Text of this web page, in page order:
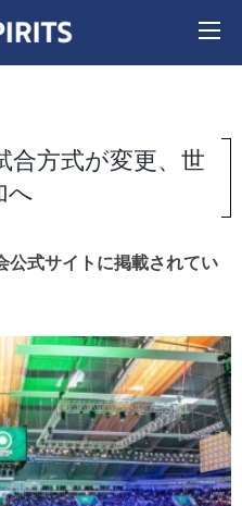
合方式が変更、世
へ
式サイトに掲載されてい